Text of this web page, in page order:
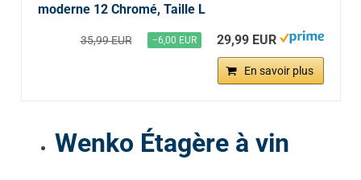
moderne 12 Chromé, Taille L
35,99 EUR −6,00 EUR 29,99 EUR
En savoir plus
Wenko Étagère à vin